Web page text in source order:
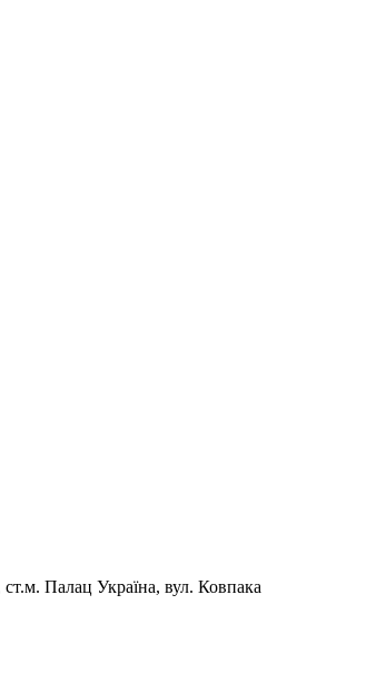
Палац Україна, вул. Ковпака